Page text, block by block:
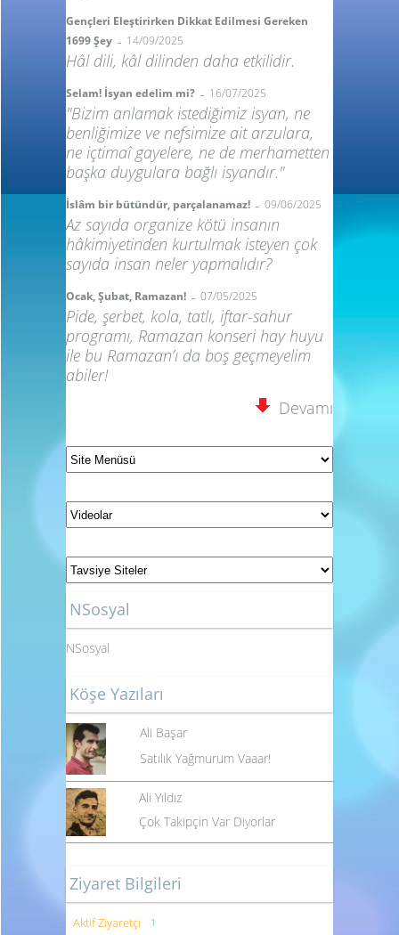
Gençleri Eleştirirken Dikkat Edilmesi Gereken
1699 Şey - 14/09/2025
Hâl dili, kâl dilinden daha etkilidir.
Selam! İsyan edelim mi? - 16/07/2025
"Bizim anlamak istediğimiz isyan, ne
benliğimize ve nefsimize ait arzulara,
ne içtimaî gayelere, ne de merhametten
başka duygulara bağlı isyandır."
İslâm bir bütündür, parçalanamaz! - 09/06/2025
Az sayıda organize kötü insanın
hâkimiyetinden kurtulmak isteyen çok
sayıda insan neler yapmalıdır?
Ocak, Şubat, Ramazan! - 07/05/2025
Pide, şerbet, kola, tatlı, iftar-sahur
programı, Ramazan konseri hay huyu
ile bu Ramazan’ı da boş geçmeyelim
abiler!
Devamı
NSosyal
NSosyal
Köşe Yazıları
Ali Başar
Satılık Yağmurum Vaaar!
Ali Yıldız
Çok Takipçin Var Diyorlar
Ziyaret Bilgileri
Aktif Ziyaretçi 1